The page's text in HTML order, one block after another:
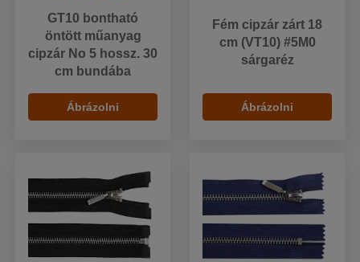
GT10 bontható
öntött műanyag
cipzár No 5 hossz. 30
cm bundába
Ábrázolni
Fém cipzár zárt 18
cm (VT10) #5M0
sárgaréz
Ábrázolni